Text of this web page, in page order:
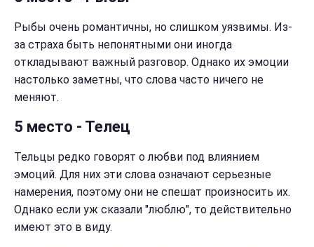
Рыбы очень романтичны, но слишком уязвимы. Из-
за страха быть непонятными они иногда
откладывают важный разговор. Однако их эмоции
настолько заметны, что слова часто ничего не
меняют.
5 место - Телец
Тельцы редко говорят о любви под влиянием
эмоций. Для них эти слова означают серьезные
намерения, поэтому они не спешат произносить их.
Однако если уж сказали "люблю", то действительно
имеют это в виду.